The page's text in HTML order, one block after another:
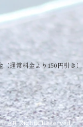
通常料金より150円引き）
All Rights Reserved.